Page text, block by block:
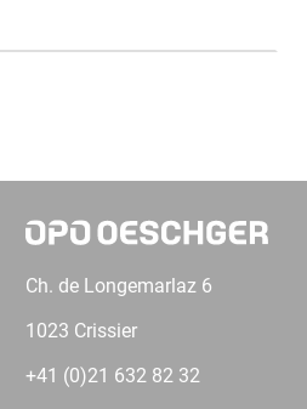
Ch. de Longemarlaz 6
1023 Crissier
+41 (0)21 632 82 32